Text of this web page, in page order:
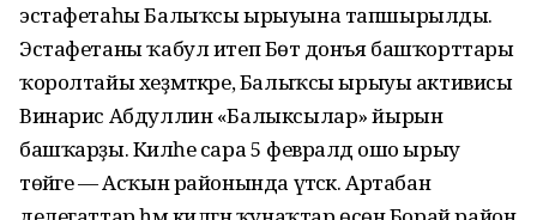
эстафетаһы Балыҡсы ырыуына тапшырылды.
Эстафетаны ҡабул итеп Бөтә донъя башҡорттары
ҡоролтайы хеҙмәткәре, Балыҡсы ырыуы активисы
Винарис Абдуллин «Балыксылар» йырын
башҡарҙы. Киләһе сара 5 февралдә ошо ырыу
төйәге — Асҡын районында үтәсәк. Артабан